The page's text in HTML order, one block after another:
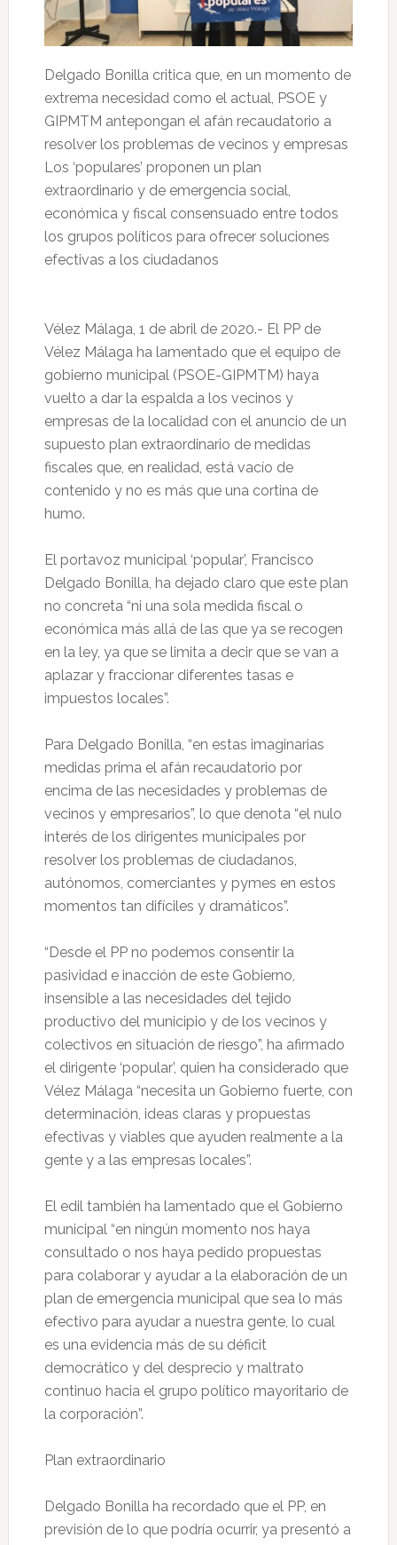
Delgado Bonilla critica que, en un momento de
extrema necesidad como el actual, PSOE y
GIPMTM antepongan el afán recaudatorio a
resolver los problemas de vecinos y empresas
Los ‘populares’ proponen un plan
extraordinario y de emergencia social,
económica y fiscal consensuado entre todos
los grupos políticos para ofrecer soluciones
efectivas a los ciudadanos
Vélez Málaga, 1 de abril de 2020.- El PP de
Vélez Málaga ha lamentado que el equipo de
gobierno municipal (PSOE-GIPMTM) haya
vuelto a dar la espalda a los vecinos y
empresas de la localidad con el anuncio de un
supuesto plan extraordinario de medidas
fiscales que, en realidad, está vacío de
contenido y no es más que una cortina de
humo.
El portavoz municipal ‘popular’, Francisco
Delgado Bonilla, ha dejado claro que este plan
no concreta “ni una sola medida fiscal o
económica más allá de las que ya se recogen
en la ley, ya que se limita a decir que se van a
aplazar y fraccionar diferentes tasas e
impuestos locales”.
Para Delgado Bonilla, “en estas imaginarias
medidas prima el afán recaudatorio por
encima de las necesidades y problemas de
vecinos y empresarios”, lo que denota “el nulo
interés de los dirigentes municipales por
resolver los problemas de ciudadanos,
autónomos, comerciantes y pymes en estos
momentos tan difíciles y dramáticos”.
“Desde el PP no podemos consentir la
pasividad e inacción de este Gobierno,
insensible a las necesidades del tejido
productivo del municipio y de los vecinos y
colectivos en situación de riesgo”, ha afirmado
el dirigente ‘popular’, quien ha considerado que
Vélez Málaga “necesita un Gobierno fuerte, con
determinación, ideas claras y propuestas
efectivas y viables que ayuden realmente a la
gente y a las empresas locales”.
El edil también ha lamentado que el Gobierno
municipal “en ningún momento nos haya
consultado o nos haya pedido propuestas
para colaborar y ayudar a la elaboración de un
plan de emergencia municipal que sea lo más
efectivo para ayudar a nuestra gente, lo cual
es una evidencia más de su déficit
democrático y del desprecio y maltrato
continuo hacia el grupo político mayoritario de
la corporación”.
Plan extraordinario
Delgado Bonilla ha recordado que el PP, en
previsión de lo que podría ocurrir, ya presentó a